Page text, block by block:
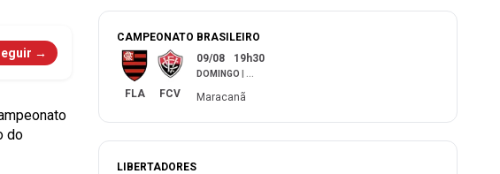
→
do
CAMPEONATO BRASILEIRO
FLA FCV
09/08 19h30
DOMINGO
Maracanã
LIBERTADORES